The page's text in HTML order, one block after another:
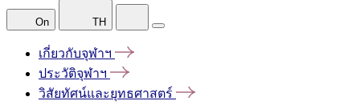
On TH
เกี่ยวกับจุฬาฯ
ประวัติจุฬาฯ
วิสัยทัศน์และยุทธศาสตร์